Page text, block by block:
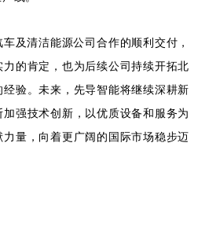
及清洁能源公司合作的顺利交付，
的肯定，也为后续公司持续开拓北
验。未来，先导智能将继续深耕新
强技术创新，以优质设备和服务为
量，向着更广阔的国际市场稳步迈